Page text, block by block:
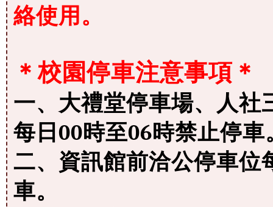
絡使用。
＊校園停車注意事項＊
一、大禮堂停車場、人社
每日00時至06時禁止停車
二、資訊館前洽公停車位
車。